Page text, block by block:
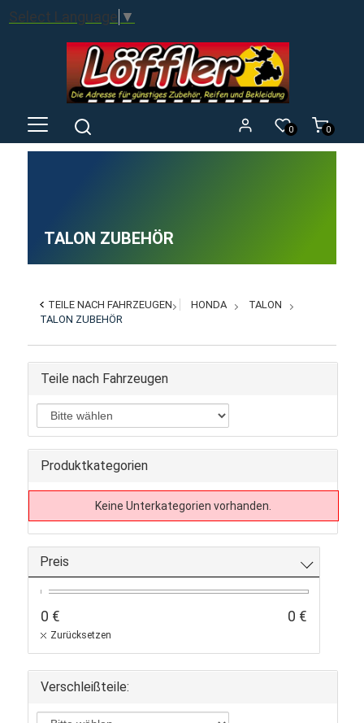
Select Language ▼
0
0
TALON ZUBEHÖR
TEILE NACH FAHRZEUGEN HONDA
TALON
TALON ZUBEHÖR
Teile nach Fahrzeugen
Produktkategorien
Keine Unterkategorien vorhanden.
Preis
0 € 0 €
Zurücksetzen
Verschleißteile: